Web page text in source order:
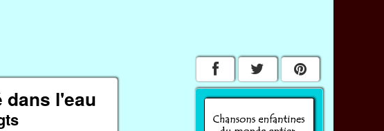
dans l'eau